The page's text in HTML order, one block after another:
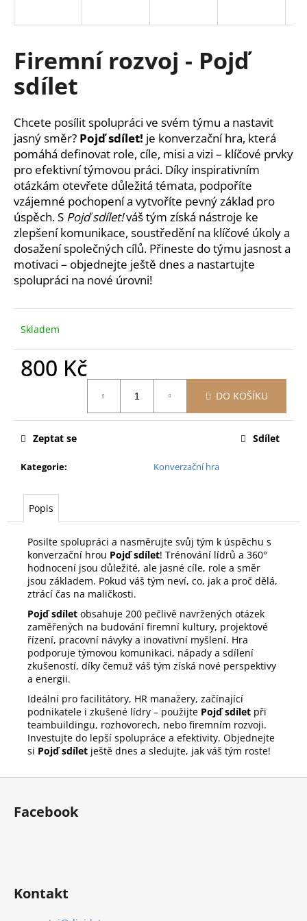
Firemní rozvoj - Pojď
sdílet
Chcete posílit spolupráci ve svém týmu a nastavit
jasný směr? Pojď sdílet! je konverzační hra, která
pomáhá definovat role, cíle, misi a vizi – klíčové prvky
pro efektivní týmovou práci. Díky inspirativním
otázkám otevřete důležitá témata, podpoříte
vzájemné pochopení a vytvoříte pevný základ pro
úspěch. S Pojď sdílet!váš tým získá nástroje ke
zlepšení komunikace, soustředění na klíčové úkoly a
dosažení společných cílů. Přineste do týmu jasnost a
motivaci – objednejte ještě dnes a nastartujte
spolupráci na nové úrovni!
Skladem
800 Kč
DO KOŠÍKU
Kategorie: Konverzační hra
Zeptat se Sdílet
Popis
Posilte spolupráci a nasměrujte svůj tým k úspěchu s
konverzační hrou Pojď sdílet! Trénování lídrů a 360°
hodnocení jsou důležité, ale jasné cíle, role a směr
jsou základem. Pokud váš tým neví, co, jak a proč dělá,
ztrácí čas na maličkosti.
Pojď sdílet obsahuje 200 pečlivě navržených otázek
zaměřených na budování firemní kultury, projektové
řízení, pracovní návyky a inovativní myšlení. Hra
podporuje týmovou komunikaci, nápady a sdílení
zkušeností, díky čemuž váš tým získá nové perspektivy
a energii.
Ideální pro facilitátory, HR manažery, začínající
podnikatele i zkušené lídry – použijte Pojď sdílet při
teambuildingu, rozhovorech, nebo firemním rozvoji.
Investujte do lepší spolupráce a efektivity. Objednejte
si Pojď sdílet ještě dnes a sledujte, jak váš tým roste!
í
t
?
HLEDAT
Z
Facebook
Kontakt